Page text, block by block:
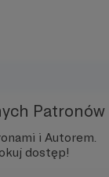
Patronów
i Autorem.
dostęp!